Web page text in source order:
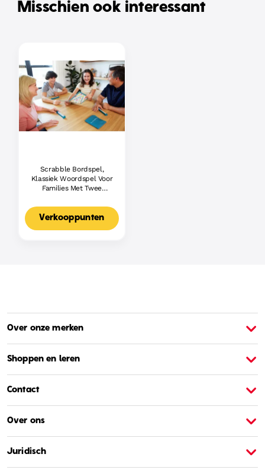
Misschien ook interessant
Scrabble Bordspel,
Klassiek Woordspel Voor
Families Met Twee
Voor 2-4 Spelers,
Nederlandse Editie
Verkooppunten
Over onze merken
Shoppen en leren
Contact
Over ons
Juridisch